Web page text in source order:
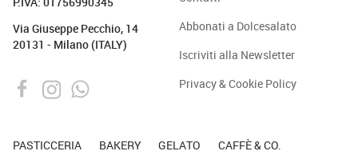
Via Giuseppe Pecchio, 14
20131 - Milano (ITALY)
Abbonati a Dolcesalato
Iscriviti alla Newsletter
Privacy & Cookie Policy
PASTICCERIA BAKERY GELATO CAFFÈ & CO.